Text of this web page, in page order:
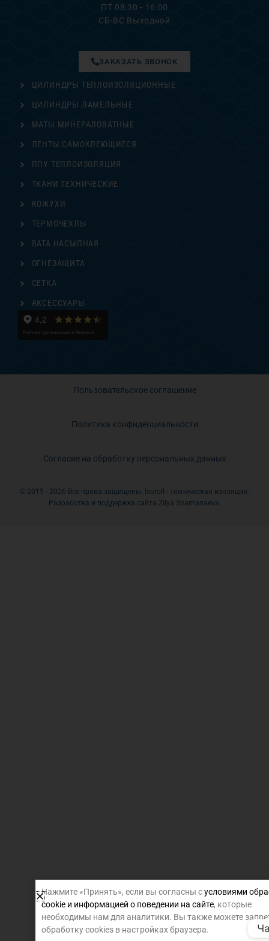
ПТ 08:30 - 16:00
СБ-ВС Выходной
ЦИЛИНДРЫ ТЕПЛОИЗОЛЯЦИОННЫЕ
ЦИЛИНДРЫ ЛАМЕЛЬНЫЕ
МАТЫ МИНЕРАЛОВАТНЫЕ
ЛЕНТЫ САМОКЛЕЮЩИЕСЯ
ППУ ТЕПЛОИЗОЛЯЦИЯ
ТКАНИ ТЕХНИЧЕСКИЕ
ЗАКАЗАТЬ ЗВОНОК
КОЖУХИ
ТЕРМОЧЕХЛЫ
ВАТА НАСЫПНАЯ
ОГНЕЗАЩИТА
СЕТКА
АКСЕССУАРЫ
Пользовательское соглашение
Политика конфиденциальности
Согласие на обработку персональных данных
© 2015 - 2026 Все права защищены. Isoroll - техническая изоляция.
Разработка и поддержка сайта Zilya Shamanaeva.
Нажмите «Принять», если вы согласны сусловиями
cookie и информацией о поведении на сайте, которые
необходимы нам для аналитики. Вы также можете
обработку cookies в настройках браузера.